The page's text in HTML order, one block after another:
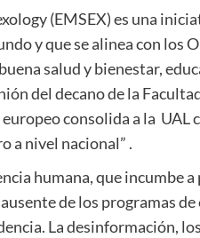
(EMSEX) es una
y que se alinea con los
salud y bienestar,
del decano de la
consolida a la
a nivel nacional” .
humana, que incumbe
de los programas
La desinformación,